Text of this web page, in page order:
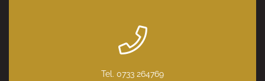
Tel. 0733 264769